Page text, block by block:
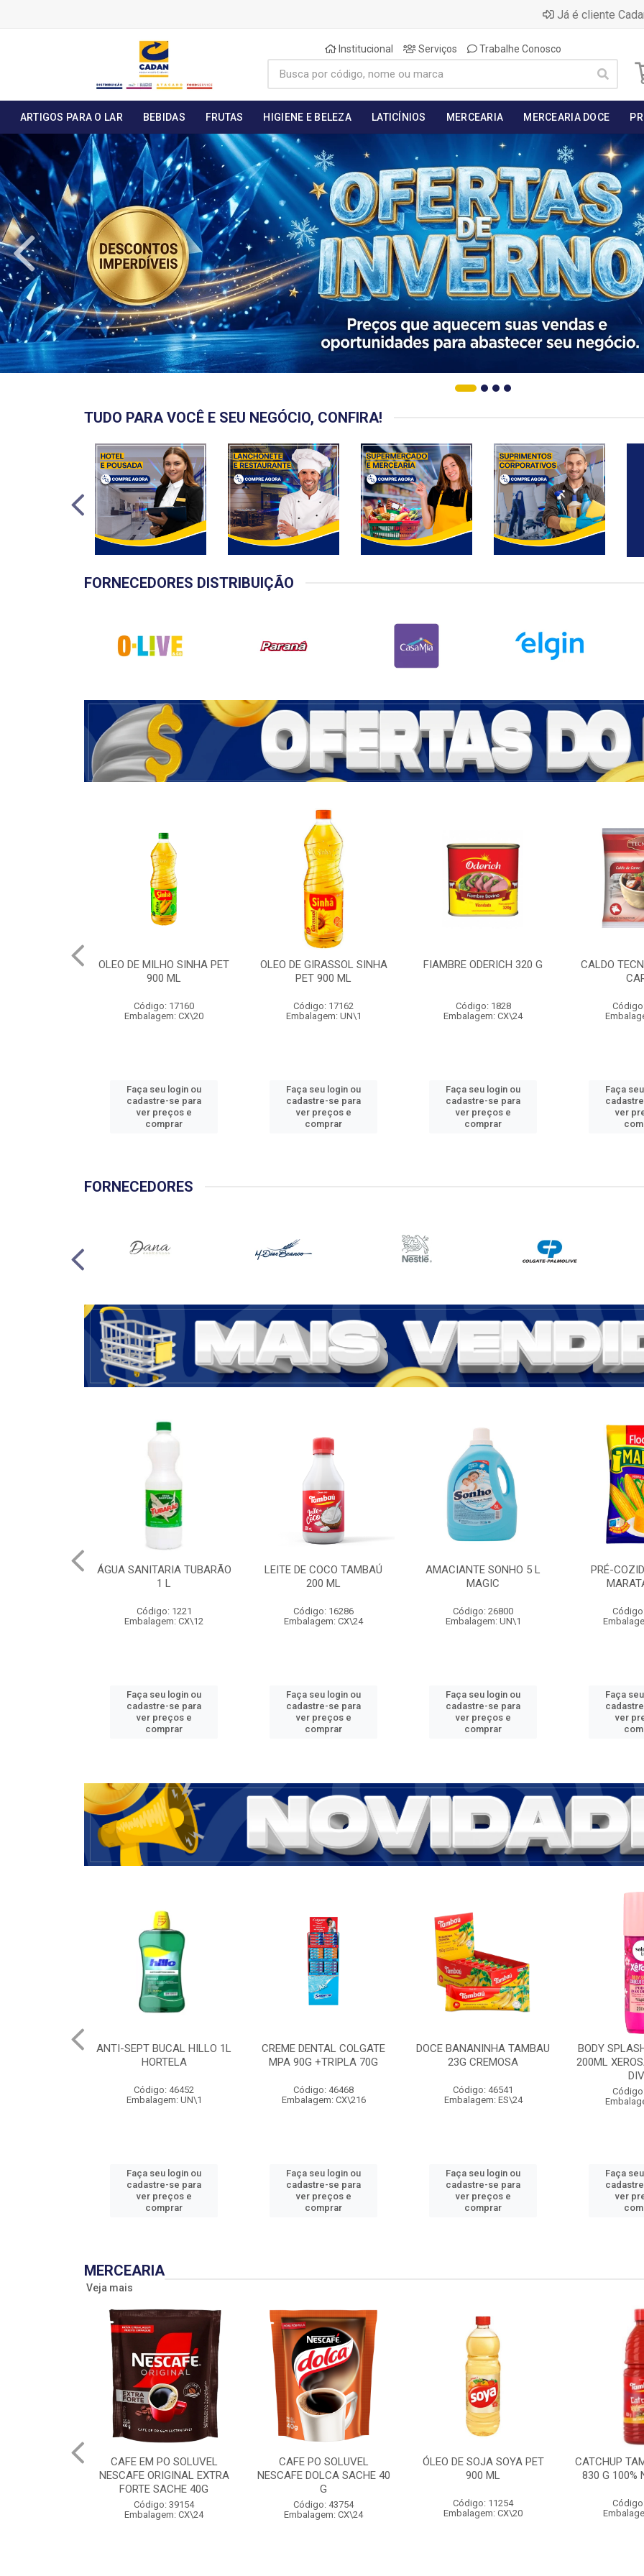
Já é cliente
Institucional Serviços Trabalhe Conosco
ARTIGOS PARA O LAR BEBIDAS FRUTAS HIGIENE E BELEZA LATICÍNIOS MERCEARIA MERCEARIA DOCE
TUDO PARA VOCÊ E SEU NEGÓCIO, CONFIRA!
FORNECEDORES DISTRIBUIÇÃO
OLEO DE MILHO SINHA PET
900 ML
Código: 17160
Embalagem: CX\20
Faça seu login ou
cadastre-se para
ver preços e
comprar
OLEO DE GIRASSOL SINHA
PET 900 ML
Código: 17162
Embalagem: UN\1
Faça seu login ou
cadastre-se para
ver preços e
comprar
FIAMBRE ODERICH 320 G
Código: 1828
Embalagem: CX\24
Faça seu login ou
cadastre-se para
ver preços e
comprar
CALDO
Faça
ver
FORNECEDORES
ÁGUA SANITARIA TUBARÃO
1 L
Código: 1221
Embalagem: CX\12
Faça seu login ou
cadastre-se para
ver preços e
comprar
LEITE DE COCO TAMBAÚ
200 ML
Código: 16286
Embalagem: CX\24
Faça seu login ou
cadastre-se para
ver preços e
comprar
AMACIANTE SONHO 5 L
MAGIC
Código: 26800
Embalagem: UN\1
Faça seu login ou
cadastre-se para
ver preços e
comprar
PRÉ-
Faça
ver
ANTI-SEPT BUCAL HILLO 1L
HORTELA
Código: 46452
Embalagem: UN\1
Faça seu login ou
cadastre-se para
ver preços e
comprar
CREME DENTAL COLGATE
MPA 90G +TRIPLA 70G
Código: 46468
Embalagem: CX\216
Faça seu login ou
cadastre-se para
ver preços e
comprar
DOCE BANANINHA TAMBAU
23G CREMOSA
Código: 46541
Embalagem: ES\24
Faça seu login ou
cadastre-se para
ver preços e
comprar
BODY
200ML
Faça
ver
MERCEARIA
Veja mais
CAFE EM PO SOLUVEL
NESCAFE ORIGINAL EXTRA
FORTE SACHE 40G
Código: 39154
Embalagem: CX\24
CAFE PO SOLUVEL
NESCAFE DOLCA SACHE 40
G
Código: 43754
Embalagem: CX\24
ÓLEO DE SOJA SOYA PET
900 ML
Código: 11254
Embalagem: CX\20
CATCHUP
830 G 100%